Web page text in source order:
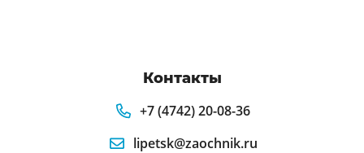
Контакты
+7 (4742) 20-08-36
lipetsk@zaochnik.ru